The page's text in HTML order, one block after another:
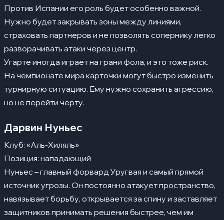
Против Испании его роль будет особенно важной.
Нужно будет закрывать зоны между линиями,
страховать партнеров и не позволять сопернику легко
разворачивать атаки через центр.
Угарте иногда играет на грани фола, и это тоже риск.
На чемпионате мира карточки могут быстро изменить
турнирную ситуацию. Ему нужно сохранить агрессию,
но не перейти черту.
Дарвин Нуньес
Клуб: «Аль-Хиляль»
Позиция: нападающий
Нуньес – главный форвард Уругвая и самый прямой
источник угрозы. Он постоянно атакует пространство,
навязывает борьбу, открывается за спину и заставляет
защитников принимать решения быстрее, чем им